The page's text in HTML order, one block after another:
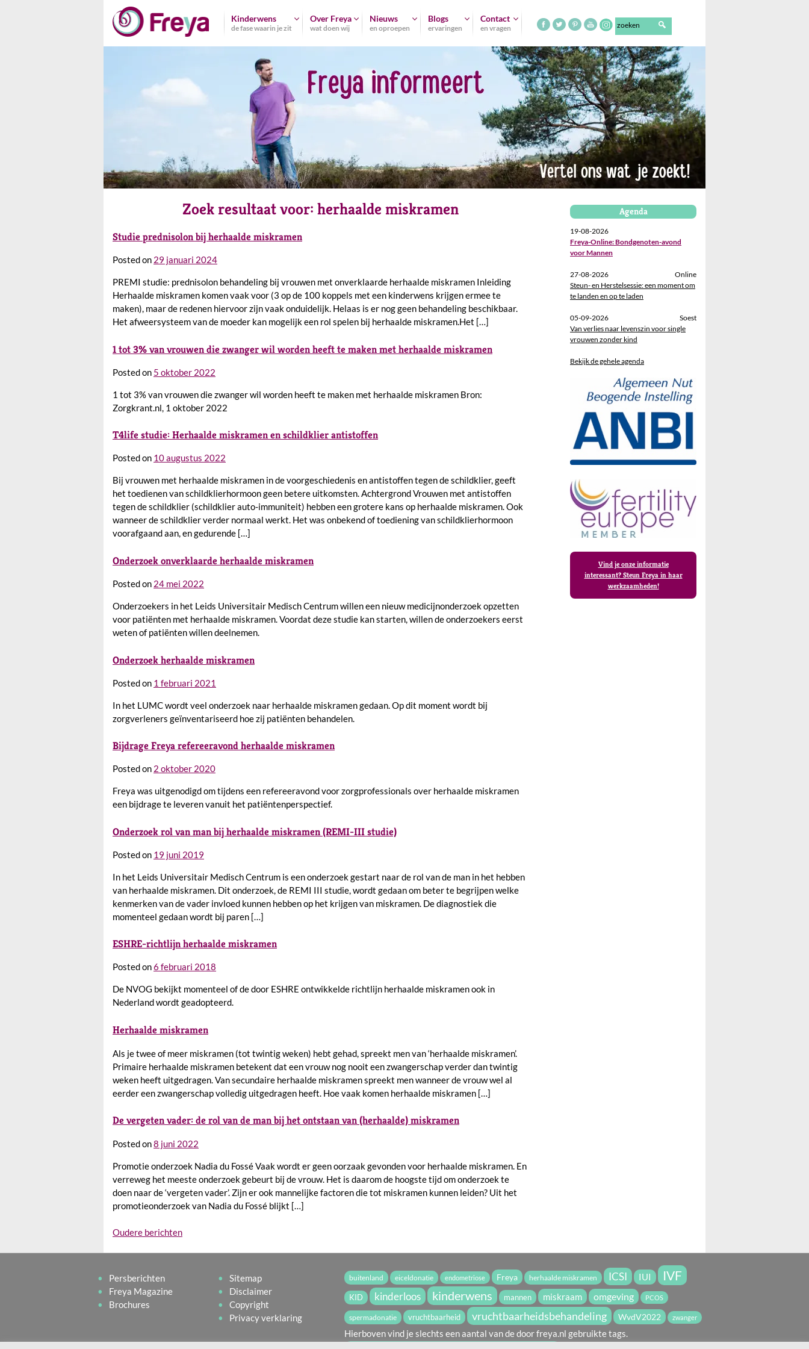
inhoud
springen
Kinderwens
de fase waarin je zit
Over Freya
wat doen wij
Nieuws
en oproepen
Blogs
ervaringen
Contact
en vragen
Zoek resultaat voor: herhaalde miskramen
Studie prednisolon bij herhaalde miskramen
Posted on 29 januari 2024
PREMI studie: prednisolon behandeling bij vrouwen met onverklaarde herhaalde miskramen Inleiding
Herhaalde miskramen komen vaak voor (3 op de 100 koppels met een kinderwens krijgen ermee te
maken), maar de redenen hiervoor zijn vaak onduidelijk. Helaas is er nog geen behandeling beschikbaar.
Het afweersysteem van de moeder kan mogelijk een rol spelen bij herhaalde miskramen.Het […]
1 tot 3% van vrouwen die zwanger wil worden heeft te maken met herhaalde miskramen
Posted on 5 oktober 2022
1 tot 3% van vrouwen die zwanger wil worden heeft te maken met herhaalde miskramen Bron:
Zorgkrant.nl, 1 oktober 2022
T4life studie: Herhaalde miskramen en schildklier antistoffen
Posted on 10 augustus 2022
Bij vrouwen met herhaalde miskramen in de voorgeschiedenis en antistoffen tegen de schildklier, geeft
het toedienen van schildklierhormoon geen betere uitkomsten. Achtergrond Vrouwen met antistoffen
tegen de schildklier (schildklier auto-immuniteit) hebben een grotere kans op herhaalde miskramen. Ook
wanneer de schildklier verder normaal werkt. Het was onbekend of toediening van schildklierhormoon
voorafgaand aan, en gedurende […]
Onderzoek onverklaarde herhaalde miskramen
Posted on 24 mei 2022
Onderzoekers in het Leids Universitair Medisch Centrum willen een nieuw medicijnonderzoek opzetten
voor patiënten met herhaalde miskramen. Voordat deze studie kan starten, willen de onderzoekers eerst
weten of patiënten willen deelnemen.
Onderzoek herhaalde miskramen
Posted on 1 februari 2021
In het LUMC wordt veel onderzoek naar herhaalde miskramen gedaan. Op dit moment wordt bij
zorgverleners geïnventariseerd hoe zij patiënten behandelen.
Bijdrage Freya refereeravond herhaalde miskramen
Posted on 2 oktober 2020
Freya was uitgenodigd om tijdens een refereeravond voor zorgprofessionals over herhaalde miskramen
een bijdrage te leveren vanuit het patiëntenperspectief.
Onderzoek rol van man bij herhaalde miskramen (REMI-III studie)
Posted on 19 juni 2019
In het Leids Universitair Medisch Centrum is een onderzoek gestart naar de rol van de man in het hebben
van herhaalde miskramen. Dit onderzoek, de REMI III studie, wordt gedaan om beter te begrijpen welke
kenmerken van de vader invloed kunnen hebben op het krijgen van miskramen. De diagnostiek die
momenteel gedaan wordt bij paren […]
ESHRE-richtlijn herhaalde miskramen
Posted on6 februari 2018
De NVOG bekijkt momenteel of de door ESHRE ontwikkelde richtlijn herhaalde miskramen ook in
Nederland wordt geadopteerd.
Herhaalde miskramen
Als je twee of meer miskramen (tot twintig weken) hebt gehad, spreekt men van ‘herhaalde miskramen’.
Primaire herhaalde miskramen betekent dat een vrouw nog nooit een zwangerschap verder dan twintig
weken heeft uitgedragen. Van secundaire herhaalde miskramen spreekt men wanneer de vrouw wel al
eerder een zwangerschap volledig uitgedragen heeft. Hoe vaak komen herhaalde miskramen […]
De vergeten vader: de rol van de man bij het ontstaan van (herhaalde) miskramen
Posted on8 juni 2022
Promotie onderzoek Nadia du Fossé Vaak wordt er geen oorzaak gevonden voor herhaalde miskramen. En
verreweg het meeste onderzoek gebeurt bij de vrouw. Het is daarom de hoogste tijd om onderzoek te
doen naar de ‘vergeten vader’. Zijn er ook mannelijke factoren die tot miskramen kunnen leiden? Uit het
promotieonderzoek van Nadia du Fossé blijkt […]
Berichtennavigatie
Oudere berichten
Agenda
19-08-2026
Freya-Online: Bondgenoten-avond
voor Mannen
27-08-2026
Online
Steun- en Herstelsessie: een moment om
te landen en op te laden
05-09-2026
Soest
Van verlies naar levenszin voor single
vrouwen zonder kind
Bekijk de gehele agenda
Vind je onze informatie
interessant? Steun Freya in haar
werkzaamheden!
Persberichten
Freya Magazine
Brochures
Sitemap
Disclaimer
Copyright
Privacy verklaring
buitenland eiceldonatie endometriose Freya herhaalde miskramen ICSI IUI IVF
KID kinderloos kinderwens mannen miskraam omgeving PCOS
spermadonatie vruchtbaarheid vruchtbaarheidsbehandeling WvdV2022 zwanger
Hierboven vind je slechts een aantal van de door freya.nl gebruikte tags.